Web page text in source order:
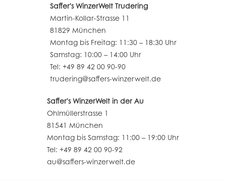
Saffer's WinzerWelt Trudering
Martin-Kollar-Strasse 11
81829 München
Montag bis Freitag: 11:30 – 18:30 Uhr
Samstag: 10:00 – 14:00 Uhr
Tel: +49 89 42 00 90-90
trudering@saffers-winzerwelt.de
Saffer's WinzerWelt in der Au
Ohlmüllerstrasse 1
81541 München
Montag bis Samstag: 11:00 – 19:00 Uhr
Tel: +49 89 42 00 90-92
au@saffers-winzerwelt.de